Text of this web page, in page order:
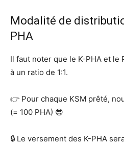
Modalité de
PHA
Il faut noter que le K-PHA et le
à un ratio de 1:1.
👉 Pour chaque KSM prêté,
(= 100 PHA) 😎
🔒 Le versement des K-PHA